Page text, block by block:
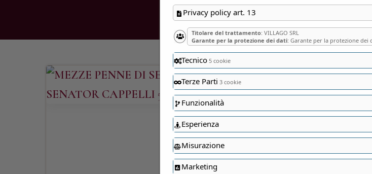
Privacy policy art. 13
Titolare del trattamento: VILLAGO SRL
Garante per la protezione dei dati: Garante per la protezione dei
Tecnico 5 cookie
Terze Parti 3 cookie
Funzionalità
Esperienza
Misurazione
Marketing